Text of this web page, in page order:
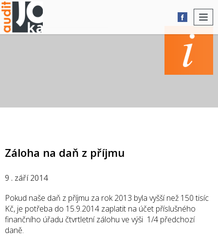
Záloha na daň z příjmu
9 . září 2014
Pokud naše daň z příjmu za rok 2013 byla vyšší než 150 tisíc
Kč, je potřeba do 15.9.2014 zaplatit na účet příslušného
finančního úřadu čtvrtletní zálohu ve výši 1/4 předchozí
daně.